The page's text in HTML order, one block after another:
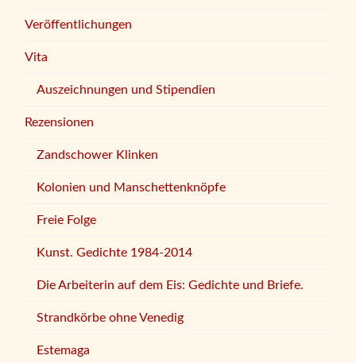
Veröffentlichungen
Vita
Auszeichnungen und Stipendien
Rezensionen
Zandschower Klinken
Kolonien und Manschettenknöpfe
Freie Folge
Kunst. Gedichte 1984-2014
Die Arbeiterin auf dem Eis: Gedichte und Briefe.
Strandkörbe ohne Venedig
Estemaga